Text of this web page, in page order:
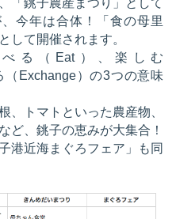
今年は合体！「食の母里
して開催されます。
る（Eat）、楽しむ
（Exchange）の3つの意味
、トマトといった農産物、
ど、銚子の恵みが大集合！
港近海まぐろフェア」も同